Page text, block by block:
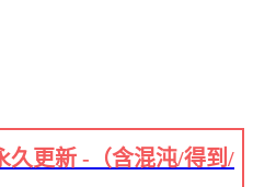
久更新 -（含混沌/得到/